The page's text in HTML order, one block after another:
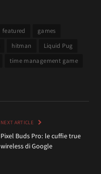
featured
games
hitman
Liquid Pug
time management game
NEXT ARTICLE
Pixel Buds Pro: le cuffie true
wireless di Google